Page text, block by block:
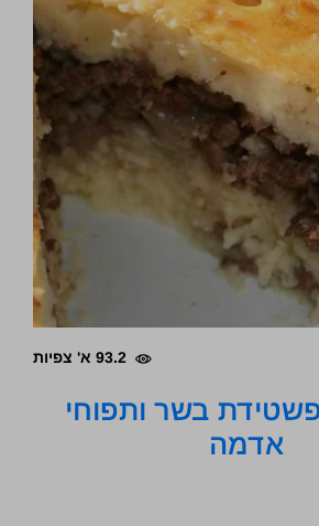
93.2 א' צפיות
בשר ותפוחי
אדמה